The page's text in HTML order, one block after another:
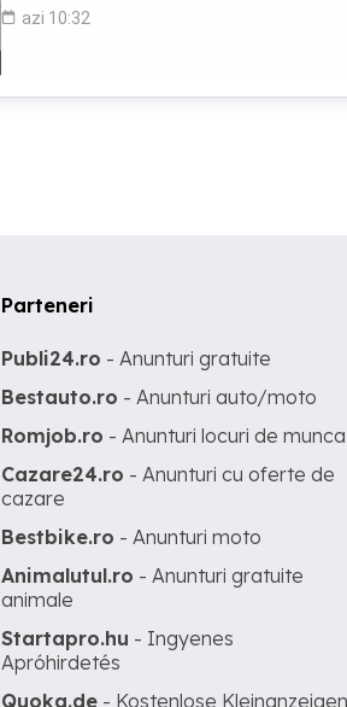
azi 10:32
Parteneri
Publi24.ro - Anunturi gratuite
Bestauto.ro - Anunturi auto/moto
Romjob.ro - Anunturi locuri de munca
Cazare24.ro - Anunturi cu oferte de
cazare
Bestbike.ro - Anunturi moto
Animalutul.ro - Anunturi gratuite
animale
Startapro.hu - Ingyenes
Apróhirdetés
Quoka.de - Kostenlose Kleinanzeigen